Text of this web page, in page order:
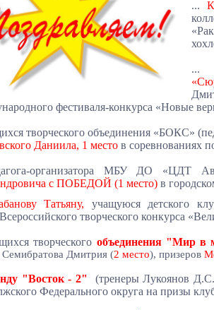
...
фестиваля-конкурса «Новые
творческого объединения «БОКС»
Даниила, 1 место в соревнованиях
организатора МБУ ДО «ЦДТ
с ПОБЕДОЙ (1 место) в
Татьяну, учащуюся детского
Всероссийского творческого конкурса
творческого объединения "Мир в
Семибратова Дмитрия (2 место), призеров
"Восток - 2" (тренеры Лукоянов
Федерального округа на призы